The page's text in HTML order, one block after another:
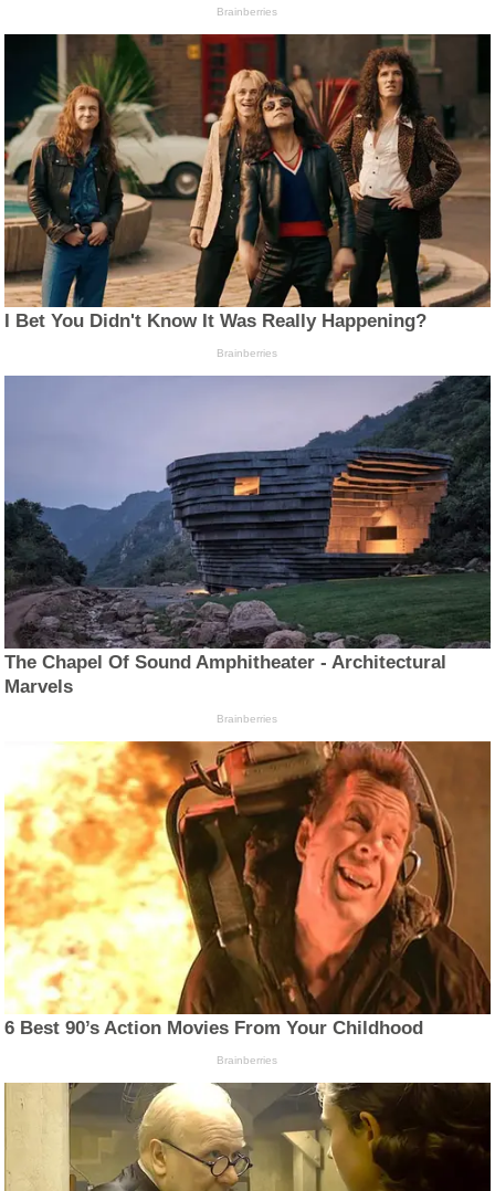
Brainberries
I Bet You Didn't Know It Was Really Happening?
Brainberries
The Chapel Of Sound Amphitheater - Architectural
Marvels
Brainberries
6 Best 90’s Action Movies From Your Childhood
Brainberries